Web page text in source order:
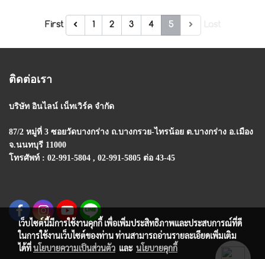
First 1 2 3 4 5
ติดต่อเรา
บริษัท อินไลน์ เน็ทเวิร์ค จำกัด
87/2 หมู่ที่ 3 ซอยวัดบางกร่าง ถ.บางกรวย-ไทรน้อย ต.บางกร่าง อ.เมือง
จ.นนทบุรี 11000
โทรศัพท์ : 02-991-5804 , 02-991-5805 ต่อ 43-45
เว็บไซต์นี้มีการใช้งานคุกกี้ เพื่อเพิ่มประสิทธิภาพและประสบการณ์ที่ดี
ในการใช้งานเว็บไซต์ของท่าน ท่านสามารถอ่านรายละเอียดเพิ่มเติม
ได้ที่นโยบายความเป็นส่วนตัว และ นโยบายคุกกี้